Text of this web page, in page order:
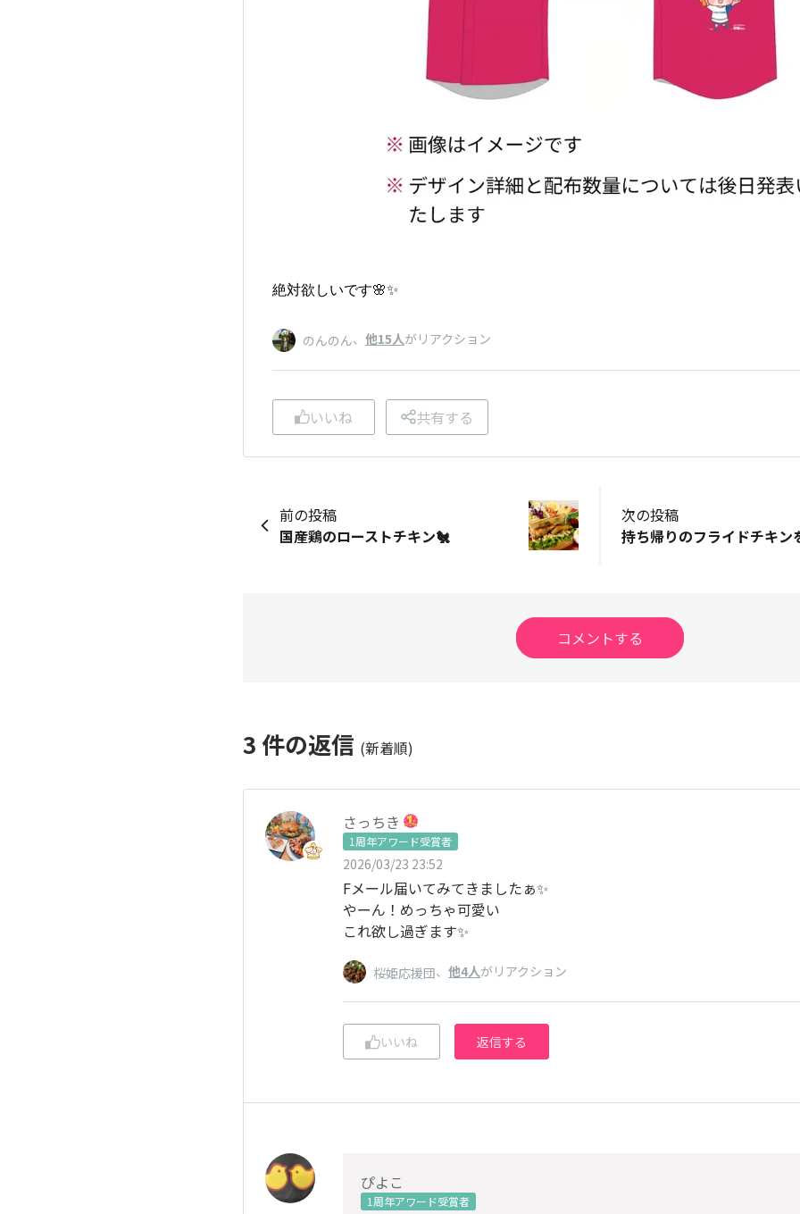
絶対欲しいです🌸✨️
のんのん、 他15人がリアクション
いいね 共有する
前の投稿
国産鶏のローストチキン🐔
次の投稿
持ち帰りのフライドチキン
コメントする
3 件の返信 (新着順)
さっちき
1周年アワード受賞者
2026/03/23 23:52
Fメール届いてみてきましたぁ✨
やーん！めっちゃ可愛い
これ欲し過ぎます✨
桜姫応援団、 他4人がリアクション
いいね 返信する
ぴよこ
1周年アワード受賞者